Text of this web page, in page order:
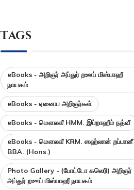
Tags
eBooks - அறிஞர் அப்துர் றஊப் மிஸ்பாஹீ
நாயகம்
eBooks - ஏனைய அறிஞர்கள்
eBooks - மௌலவீ HMM. இப்றாஹீம் நத்வீ
eBooks - மௌலவீ KRM. ஸஹ்லான் றப்பானீ
BBA. (Hons.)
Photo Gallery - (போட்டோ கலெரி) அறிஞர்
அப்துர் றஊப் மிஸ்பாஹீ நாயகம்